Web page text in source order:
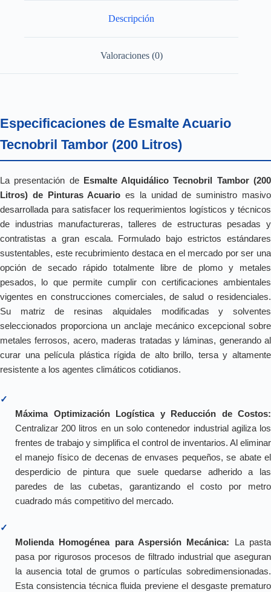
Descripción
Valoraciones (0)
Especificaciones de Esmalte Acuario
Tecnobril Tambor (200 Litros)
La presentación de Esmalte Alquidálico Tecnobril Tambor (200
Litros) de Pinturas Acuario es la unidad de suministro masivo
desarrollada para satisfacer los requerimientos logísticos y técnicos
de industrias manufactureras, talleres de estructuras pesadas y
contratistas a gran escala. Formulado bajo estrictos estándares
sustentables, este recubrimiento destaca en el mercado por ser una
opción de secado rápido totalmente libre de plomo y metales
pesados, lo que permite cumplir con certificaciones ambientales
vigentes en construcciones comerciales, de salud o residenciales.
Su matriz de resinas alquidales modificadas y solventes
seleccionados proporciona un anclaje mecánico excepcional sobre
metales ferrosos, acero, maderas tratadas y láminas, generando al
curar una película plástica rígida de alto brillo, tersa y altamente
resistente a los agentes climáticos cotidianos.
✓
Máxima Optimización Logística y Reducción de Costos:
Centralizar 200 litros en un solo contenedor industrial agiliza los
frentes de trabajo y simplifica el control de inventarios. Al eliminar
el manejo físico de decenas de envases pequeños, se abate el
desperdicio de pintura que suele quedarse adherido a las
paredes de las cubetas, garantizando el costo por metro
cuadrado más competitivo del mercado.
✓
Molienda Homogénea para Aspersión Mecánica: La pasta
pasa por rigurosos procesos de filtrado industrial que aseguran
la ausencia total de grumos o partículas sobredimensionadas.
Esta consistencia técnica fluida previene el desgaste prematuro